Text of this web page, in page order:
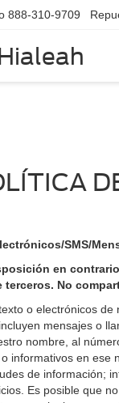
888-310-9709
SMS/
en
terceros. No
o electrónicos
mensajes o
nombre, al
informativos en
de información;
Es posible que